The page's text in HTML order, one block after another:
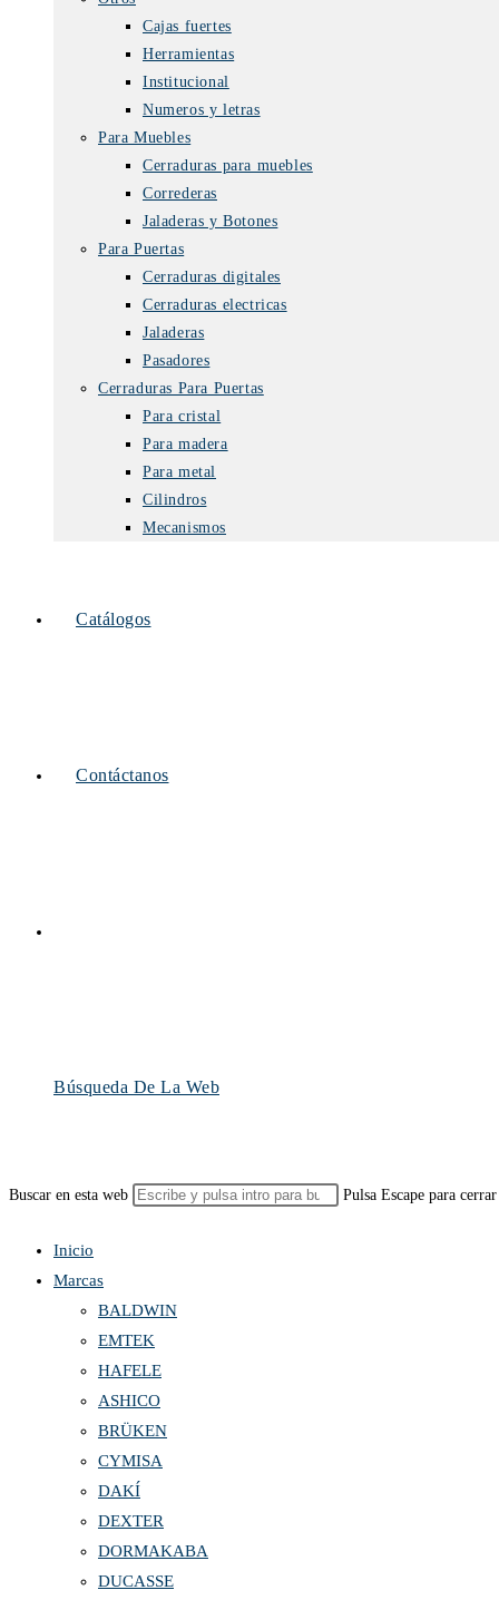
Cajas fuertes
Herramientas
Institucional
Numeros y letras
Para Muebles
Cerraduras para muebles
Correderas
Jaladeras y Botones
Para Puertas
Cerraduras digitales
Cerraduras electricas
Jaladeras
Pasadores
Cerraduras Para Puertas
Para cristal
Para madera
Para metal
Cilindros
Mecanismos
Catálogos
Contáctanos
Búsqueda De La Web
Buscar en esta web Pulsa Escape para
Inicio
Marcas
BALDWIN
EMTEK
HAFELE
ASHICO
BRÜKEN
CYMISA
DAKÍ
DEXTER
DORMAKABA
DUCASSE